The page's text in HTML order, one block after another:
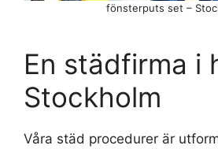
En städfirma i
Stockholm
Våra städ procedurer är
fönsterputs set –